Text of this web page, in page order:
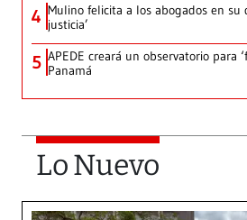
4 Mulino felicita a los abogados en su
justicia’
5 APEDE creará un observatorio para
Panamá
Lo Nuevo